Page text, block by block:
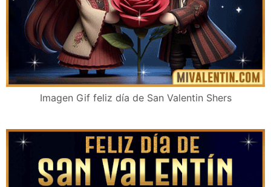
Imagen Gif feliz día de San Valentin Shers